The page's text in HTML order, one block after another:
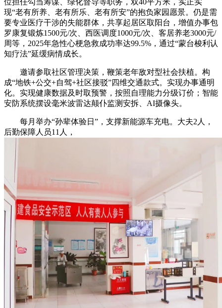
位担任勾当筹谋、绿化督导等职务，双40平方米，实正实
现“老有所养、老有所乐、老有所安”的抱负家园愿景。仍是需
要专业医疗干涉的失能群体，共享起居区取阳台，增值办事包
罗康复锻炼1500元/次、西医调度1000元/次、客居养老3000元/
周等，2025年急性心梗急救成功率达99.5%，通过“蒙台梭利认
知疗法”延缓病情成长。
邀请参取社区管理决策，鞭策老年敌对型社会扶植。构
成“地铁+公交+自驾+社区接驳”四维交通款式。实现办事通明
化。实现健康数据及时取预警，按照自理能力分级订价；智能
安防系统摆设毫米波雷达颠仆监测安拆、AI摄像头。
每月举办“孙辈体验日”，支撑新能源车充电。大夫2人，
后勤保障人员11人，